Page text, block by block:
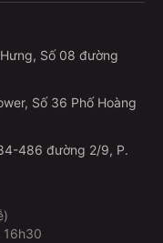
Số 08 đường
Số 36 Phố Hoàng
486 đường 2/9, P.
16h30